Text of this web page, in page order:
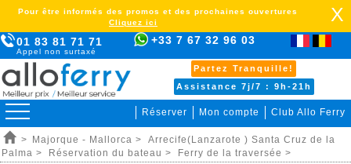
01 83 81 71 71
Appel non surtaxé
+33 7 67 32 96 03
Partez Tranquille!
Assistance 7j/7 : 9h-21h
Réserver Mon compte Club Allo Ferry
Pour être informés des promos et des prochaines ouvertures
Cliquez ici
X
> Majorque - Mallorca >
Arrecife(Lanzarote ) Santa Cruz de la
Palma >
Réservation du bateau > Ferry de la traversée >